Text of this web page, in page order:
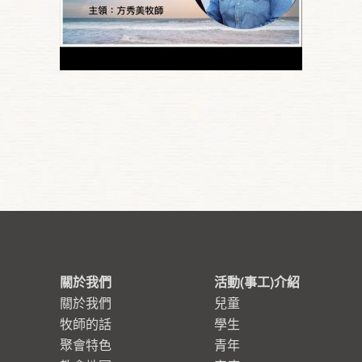
關於我們
關於我們
牧師的話
聚會特色
活動(事工)介紹
兒童
學生
青年